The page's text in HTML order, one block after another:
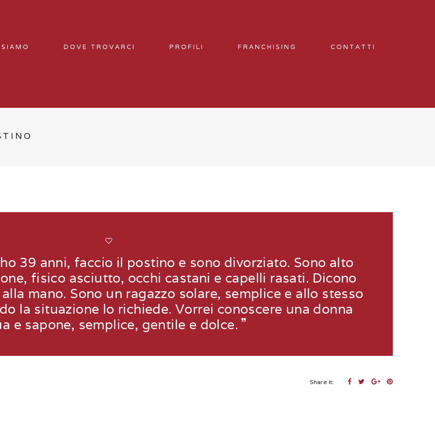
DOVE TROVARCI PROFILI FRANCHISING CONTATTI
39 anni, faccio il postino e sono divorziato. Sono alto
fisico asciutto, occhi castani e capelli rasati. Dicono
mano. Sono un ragazzo solare, semplice e allo stesso
la situazione lo richiede. Vorrei conoscere una donna
e sapone, semplice, gentile e dolce.
Share it: